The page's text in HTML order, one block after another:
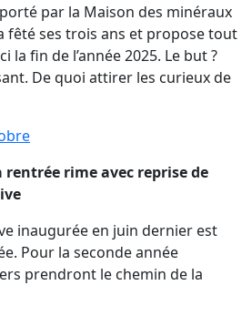
par la Maison des minéraux
fêté ses trois ans et propose tout
la fin de l’année 2025. Le but ?
De quoi attirer les curieux de
rentrée rime avec reprise de
inaugurée en juin dernier est
Pour la seconde année
prendront le chemin de la